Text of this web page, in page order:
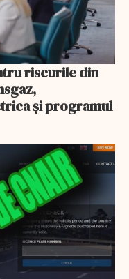
riscurile din
și programul